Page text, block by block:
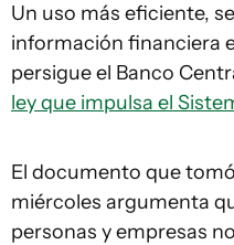
Un uso más eficiente,
información financiera
persigue el Banco
ley que impulsa el
El documento que
miércoles argumenta
personas y empresas